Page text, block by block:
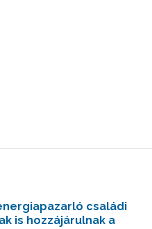
családi
is hozzájárulnak a